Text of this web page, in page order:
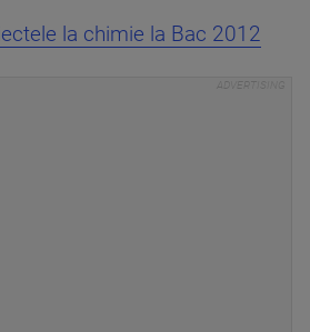
la chimie la Bac 2012